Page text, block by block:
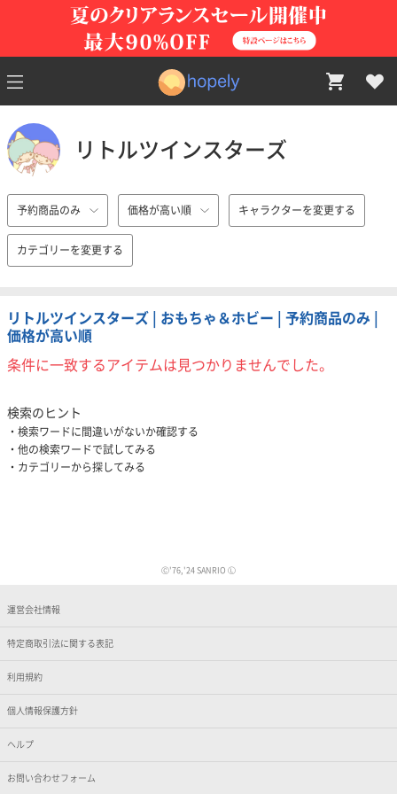
リトルツインスターズ
予約商品のみ 価格が高い順 キャラクターを変更する
カテゴリーを変更する
リトルツインスターズ | おもちゃ＆ホビー | 予約商品のみ |
価格が高い順
条件に一致するアイテムは見つかりませんでした。
検索のヒント
検索ワードに間違いがないか確認する
他の検索ワードで試してみる
カテゴリーから探してみる
Ⓒ'76,'24 SANRIO Ⓛ
運営会社情報
特定商取引法に関する表記
利用規約
個人情報保護方針
ヘルプ
お問い合わせフォーム